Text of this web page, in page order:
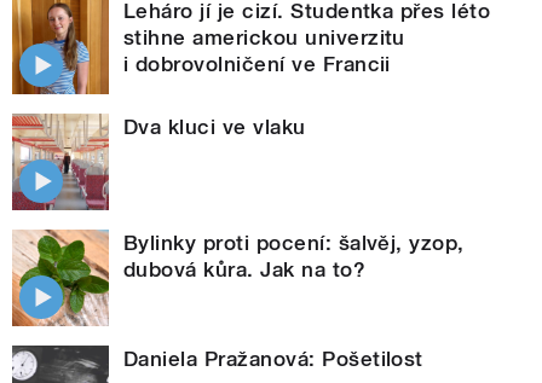
Leháro jí je cizí. Studentka přes léto
stihne americkou univerzitu
i dobrovolničení ve Francii
Dva kluci ve vlaku
Bylinky proti pocení: šalvěj, yzop,
dubová kůra. Jak na to?
Daniela Pražanová: Pošetilost